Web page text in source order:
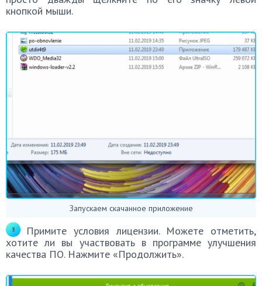
кнопкой мыши.
Запускаем скачанное приложение
Примите условия лицензии. Можете отметить,
хотите ли вы участвовать в программе улучшения
качества ПО. Нажмите «Продолжить».